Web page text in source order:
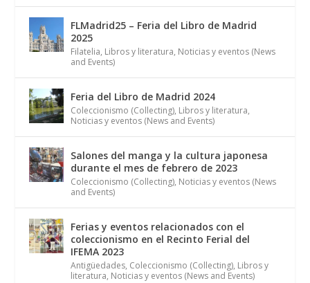
FLMadrid25 – Feria del Libro de Madrid
2025
Filatelia, Libros y literatura, Noticias y eventos (News
and Events)
Feria del Libro de Madrid 2024
Coleccionismo (Collecting), Libros y literatura,
Noticias y eventos (News and Events)
Salones del manga y la cultura japonesa
durante el mes de febrero de 2023
Coleccionismo (Collecting), Noticias y eventos (News
and Events)
Ferias y eventos relacionados con el
coleccionismo en el Recinto Ferial del
IFEMA 2023
Antigüedades, Coleccionismo (Collecting), Libros y
literatura, Noticias y eventos (News and Events)